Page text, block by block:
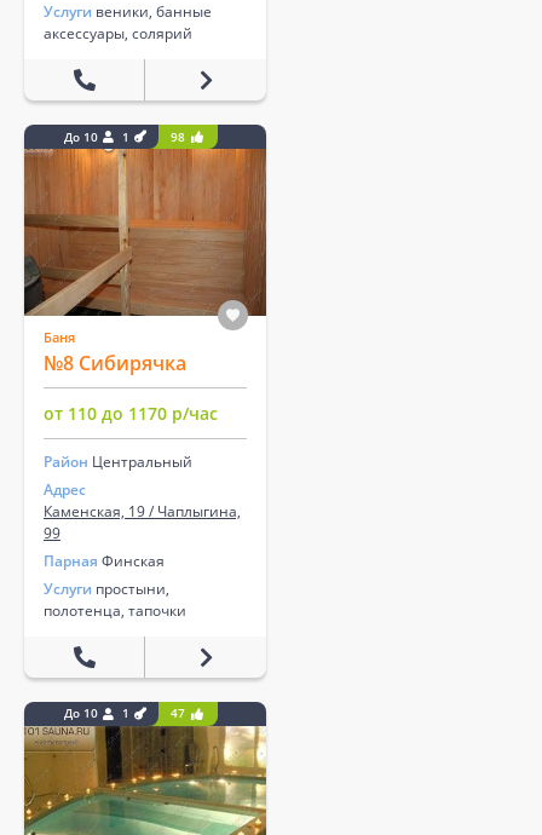
Услуги веники, банные
аксессуары, солярий
До 10 1 98
Баня
№8 Сибирячка
от 110 до 1170 р/час
Район Центральный
Адрес
Каменская, 19 / Чаплыгина,
99
Парная Финская
Услуги простыни,
полотенца, тапочки
До 10 1 47